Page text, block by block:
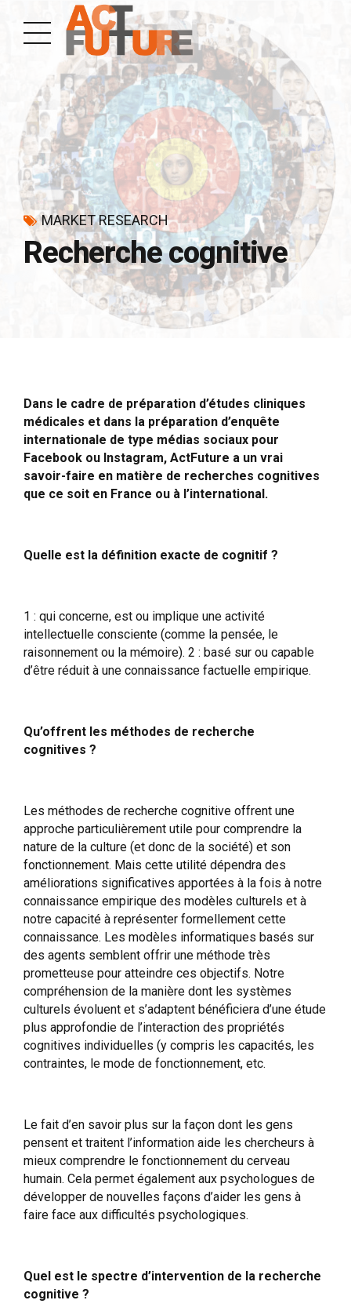
MARKET RESEARCH
Recherche cognitive
Dans le cadre de préparation d’études cliniques
médicales et dans la préparation d’enquête
internationale de type médias sociaux pour
Facebook ou Instagram, ActFuture a un vrai
savoir-faire en matière de recherches cognitives
que ce soit en France ou à l’international.
Quelle est la définition exacte de cognitif ?
1 : qui concerne, est ou implique une activité
intellectuelle consciente (comme la pensée, le
raisonnement ou la mémoire). 2 : basé sur ou capable
d’être réduit à une connaissance factuelle empirique.
Qu’offrent les méthodes de recherche
cognitives ?
Les méthodes de recherche cognitive offrent une
approche particulièrement utile pour comprendre la
nature de la culture (et donc de la société) et son
fonctionnement. Mais cette utilité dépendra des
améliorations significatives apportées à la fois à notre
connaissance empirique des modèles culturels et à
notre capacité à représenter formellement cette
connaissance. Les modèles informatiques basés sur
des agents semblent offrir une méthode très
prometteuse pour atteindre ces objectifs. Notre
compréhension de la manière dont les systèmes
culturels évoluent et s’adaptent bénéficiera d’une étude
plus approfondie de l’interaction des propriétés
cognitives individuelles (y compris les capacités, les
contraintes, le mode de fonctionnement, etc.
Le fait d’en savoir plus sur la façon dont les gens
pensent et traitent l’information aide les chercheurs à
mieux comprendre le fonctionnement du cerveau
humain. Cela permet également aux psychologues de
développer de nouvelles façons d’aider les gens à
faire face aux difficultés psychologiques.
Quel est le spectre d’intervention de la recherche
cognitive ?